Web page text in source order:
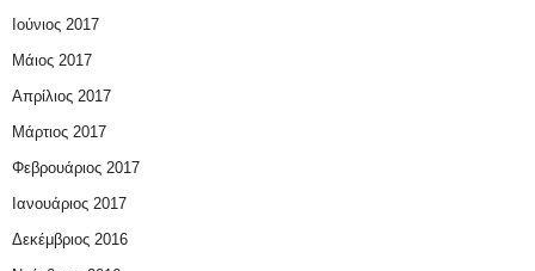
Ιούνιος 2017
Μάιος 2017
Απρίλιος 2017
Μάρτιος 2017
Φεβρουάριος 2017
Ιανουάριος 2017
Δεκέμβριος 2016